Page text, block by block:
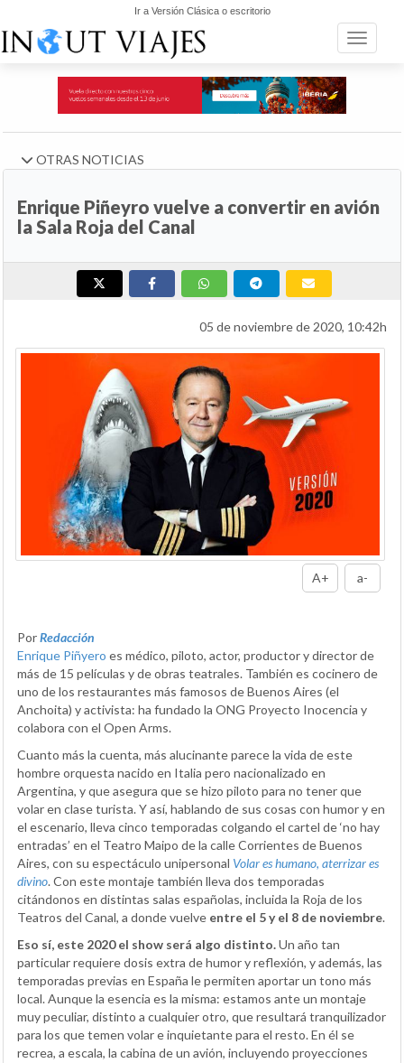
Ir a Versión Clásica o escritorio
Toggle
OTRAS NOTICIAS
Enrique Piñeyro vuelve a convertir en avión
la Sala Roja del Canal
05 de noviembre de 2020, 10:42h
A+ a-
PorRedacción
Enrique Piñyero es médico, piloto, actor, productor y director de
más de 15 películas y de obras teatrales. También es cocinero de
uno de los restaurantes más famosos de Buenos Aires (el
Anchoita) y activista: ha fundado la ONG Proyecto Inocencia y
colabora con el Open Arms.
Cuanto más la cuenta, más alucinante parece la vida de este
hombre orquesta nacido en Italia pero nacionalizado en
Argentina, y que asegura que se hizo piloto para no tener que
volar en clase turista. Y así, hablando de sus cosas con humor y en
el escenario, lleva cinco temporadas colgando el cartel de ‘no hay
entradas’ en el Teatro Maipo de la calle Corrientes de Buenos
Aires, con su espectáculo unipersonal Volar es humano, aterrizar es
divino. Con este montaje también lleva dos temporadas
citándonos en distintas salas españolas, incluida la Roja de los
Teatros del Canal, a donde vuelve entre el 5 y el 8 de noviembre.
Eso sí, este 2020 el show será algo distinto.Un año tan
particular requiere dosis extra de humor y reflexión, y además, las
temporadas previas en España le permiten aportar un tono más
local. Aunque la esencia es la misma: estamos ante un montaje
muy peculiar, distinto a cualquier otro, que resultará tranquilizador
para los que temen volar e inquietante para el resto. En él se
recrea, a escala, la cabina de un avión, incluyendo proyecciones